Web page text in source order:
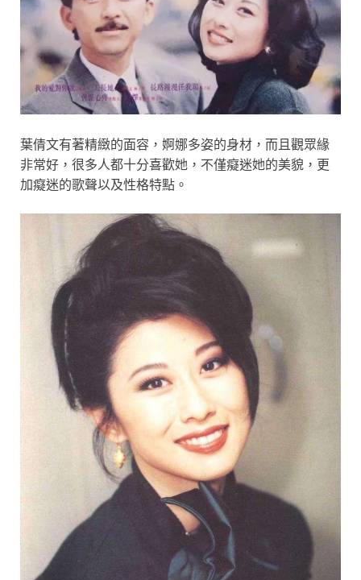
葉倩文有著精緻的面容，婀娜多姿的身材，而且觀眾緣
非常好，很多人都十分喜歡她，不僅癡迷她的美貌，更
加癡迷的歌聲以及性格特點。